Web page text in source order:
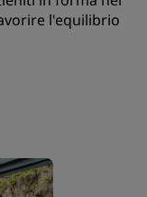
l'equilibrio